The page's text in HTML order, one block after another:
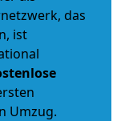
das
ist
Umzug.